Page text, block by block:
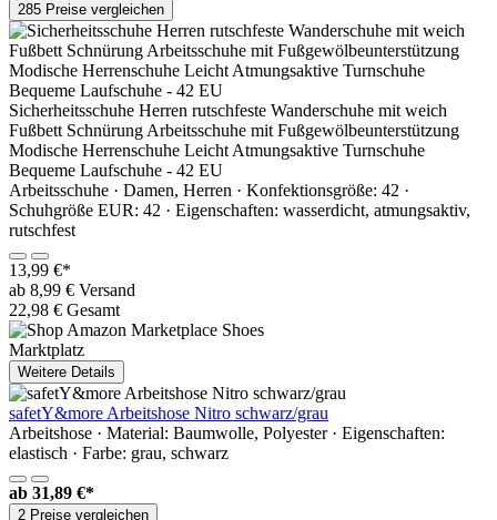
285 Preise vergleichen
Sicherheitsschuhe Herren rutschfeste Wanderschuhe mit weich
Fußbett Schnürung Arbeitsschuhe mit Fußgewölbeunterstützung
Modische Herrenschuhe Leicht Atmungsaktive Turnschuhe
Bequeme Laufschuhe - 42 EU
Arbeitsschuhe · Damen, Herren · Konfektionsgröße: 42 ·
Schuhgröße EUR: 42 · Eigenschaften: wasserdicht, atmungsaktiv,
rutschfest
13,99 €*
ab 8,99 € Versand
22,98 € Gesamt
Marktplatz
Weitere Details
safetY&more Arbeitshose Nitro schwarz/grau
Arbeitshose · Material: Baumwolle, Polyester · Eigenschaften:
elastisch · Farbe: grau, schwarz
ab 31,89 €*
2 Preise vergleichen